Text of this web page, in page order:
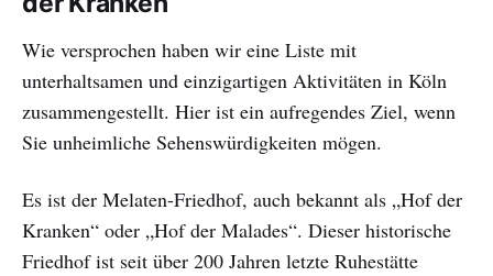
Wie versprochen haben wir eine Liste mit
unterhaltsamen und einzigartigen Aktivitäten in Köln
zusammengestellt. Hier ist ein aufregendes Ziel, wenn
Sie unheimliche Sehenswürdigkeiten mögen.
Es ist der Melaten-Friedhof, auch bekannt als „Hof der
Kranken“ oder „Hof der Malades“. Dieser historische
Friedhof ist seit über 200 Jahren letzte Ruhestätte